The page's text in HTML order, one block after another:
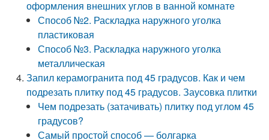
оформления внешних углов в ванной комнате
Способ №2. Раскладка наружного уголка
пластиковая
Способ №3. Раскладка наружного уголка
металлическая
Запил керамогранита под 45 градусов. Как и чем
подрезать плитку под 45 градусов. Заусовка плитки
Чем подрезать (затачивать) плитку под углом 45
градусов?
Самый простой способ — болгарка